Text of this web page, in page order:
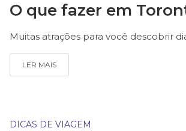
O que fazer em
Muitas atrações para você descobrir
LER MAIS
DICAS DE VIAGEM